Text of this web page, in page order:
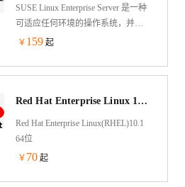
SUSE Linux Enterprise Server 是一种
可适应任何环境的操作系统，并且
专门针对性能、安全性和可靠性而
￥ 159 起
Red Hat Enterprise Linux 10.1 64位
Red Hat Enterprise Linux(RHEL)10.1
64位
￥ 70 起